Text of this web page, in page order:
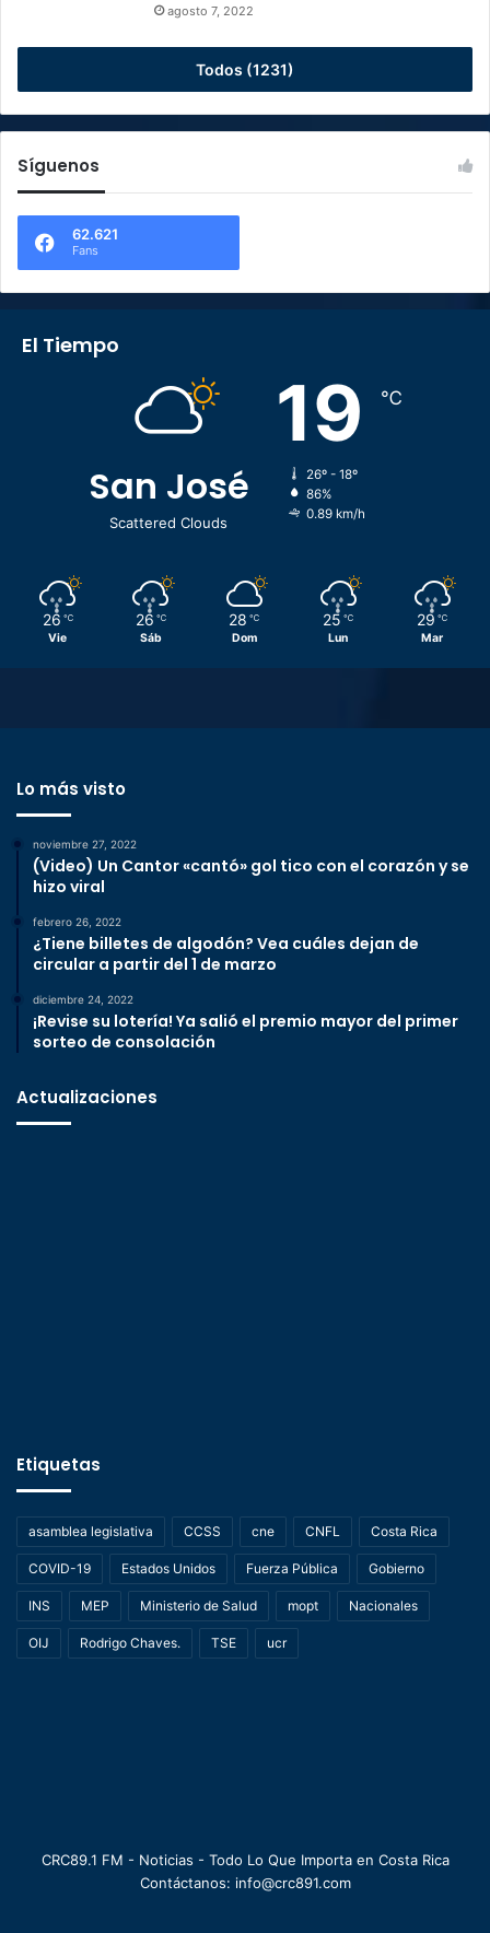
agosto 7, 2022
Todos (1231)
Síguenos
62.621
Fans
El Tiempo
San José
Scattered Clouds
19 ℃
26º - 18º
86%
0.89 km/h
26 ℃
Vie
26 ℃
Sáb
28 ℃
Dom
25 ℃
Lun
29 ℃
Mar
Lo más visto
noviembre 27, 2022
(Video) Un Cantor «cantó» gol tico con el corazón y se
hizo viral
febrero 26, 2022
¿Tiene billetes de algodón? Vea cuáles dejan de
circular a partir del 1 de marzo
diciembre 24, 2022
¡Revise su lotería! Ya salió el premio mayor del primer
sorteo de consolación
Actualizaciones
Etiquetas
asamblea legislativa CCSS cne CNFL Costa Rica
COVID-19 Estados Unidos Fuerza Pública Gobierno
INS MEP Ministerio de Salud mopt Nacionales
OIJ Rodrigo Chaves. TSE ucr
CRC89.1 FM - Noticias - Todo Lo Que Importa en Costa Rica
Contáctanos: info@crc891.com